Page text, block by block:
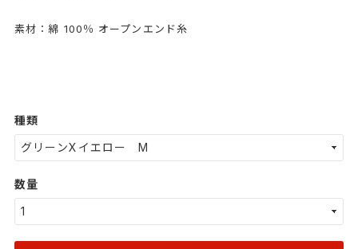
素材：綿 100％ オープンエンド糸
種類
数量